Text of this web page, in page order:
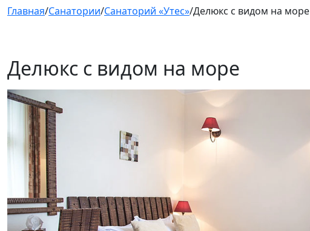
Главная/Санатории/Санаторий «Утес»/Делюкс с видом на море
Делюкс с видом на море